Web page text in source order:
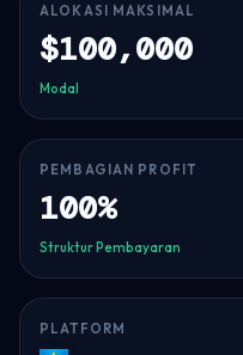
ALOKASI MAKSIMAL
$100,000
Modal
PEMBAGIAN PROFIT
100%
Struktur Pembayaran
PLATFORM